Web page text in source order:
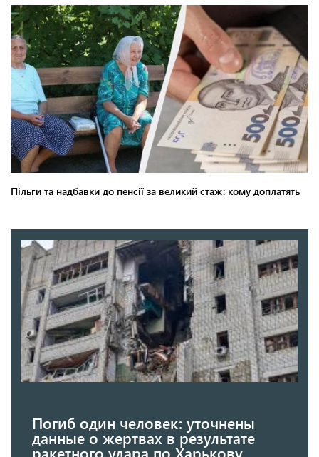
Погиб один человек: уточнены
данные о жертвах в результате
ракетного удара по Харькову